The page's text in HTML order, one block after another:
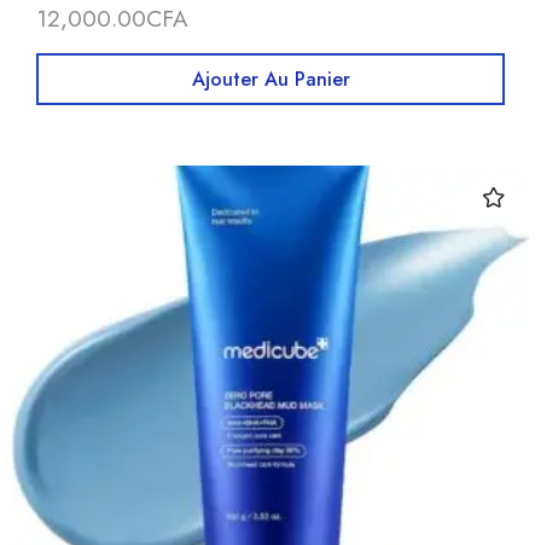
12,000.00CFA
Ajouter Au Panier